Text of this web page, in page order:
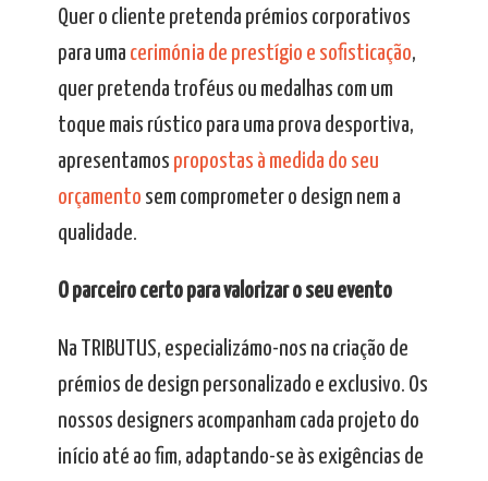
Quer o cliente pretenda prémios corporativos
para uma cerimónia de prestígio e sofisticação,
quer pretenda troféus ou medalhas com um
toque mais rústico para uma prova desportiva,
apresentamos propostas à medida do seu
orçamento sem comprometer o design nem a
qualidade.
O parceiro certo para valorizar o seu evento
Na TRIBUTUS, especializámo-nos na criação de
prémios de design personalizado e exclusivo. Os
nossos designers acompanham cada projeto do
início até ao fim, adaptando-se às exigências de